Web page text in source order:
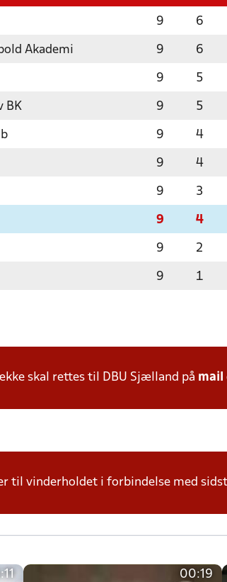
9 6
Akademi 9 6
9 5
BK 9 5
9 4
9 4
9 3
9 4
9 2
9 1
skal rettes til DBU Sjælland på mail
til vinderholdet i forbindelse med
00:19